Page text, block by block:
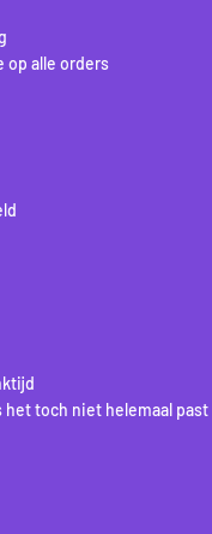
op alle orders
het toch niet helemaal past